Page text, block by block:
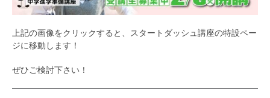
上記の画像をクリックすると、スタートダッシュ講座の特設ペー
ジに移動します！
ぜひご検討下さい！